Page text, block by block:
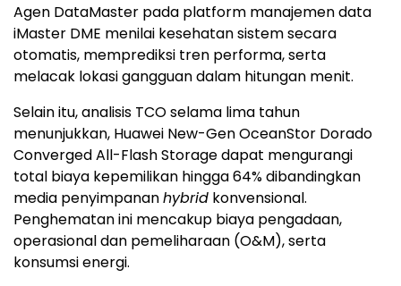
Agen DataMaster pada platform manajemen data
iMaster DME menilai kesehatan sistem secara
otomatis, memprediksi tren performa, serta
melacak lokasi gangguan dalam hitungan menit.
Selain itu, analisis TCO selama lima tahun
menunjukkan, Huawei New-Gen OceanStor Dorado
Converged All-Flash Storage dapat mengurangi
total biaya kepemilikan hingga 64% dibandingkan
media penyimpananhybrid konvensional.
Penghematan ini mencakup biaya pengadaan,
operasional dan pemeliharaan (O&M), serta
konsumsi energi.